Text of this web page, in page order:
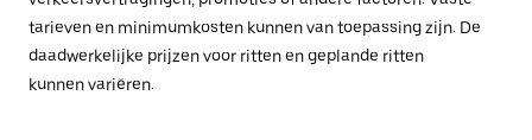
tarieven en minimumkosten kunnen van toepassing zijn. De
daadwerkelijke prijzen voor ritten en geplande ritten
kunnen variëren.